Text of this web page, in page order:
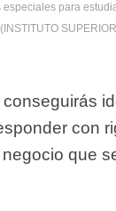
para
(INSTITUTO
con
que